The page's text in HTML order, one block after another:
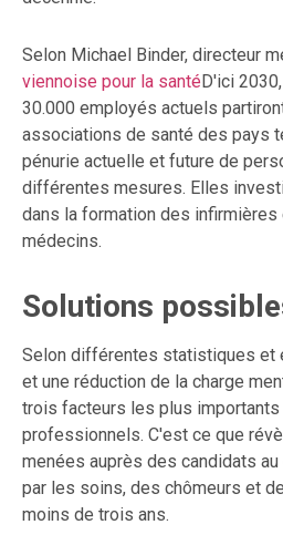
Selon Michael Binder, directeur
viennoise pour la santéD'ici
30.000 employés actuels
associations de santé des pays
pénurie actuelle et future de
différentes mesures. Elles
dans la formation des infirmières
médecins.
Solutions
Selon différentes statistiques et
et une réduction de la charge
trois facteurs les plus importants
professionnels. C'est ce que
menées auprès des candidats
par les soins, des chômeurs et
moins de trois ans.